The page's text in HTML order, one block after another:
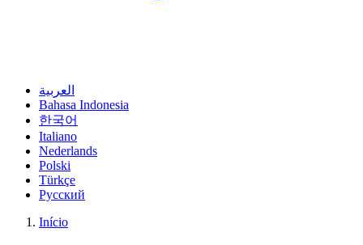
العربية
Bahasa Indonesia
한국어
Italiano
Nederlands
Polski
Türkçe
Русский
Início